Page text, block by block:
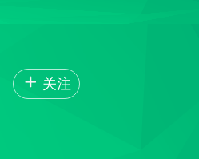
关注